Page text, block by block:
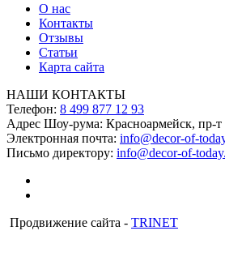
О нас
Контакты
Отзывы
Статьи
Карта сайта
НАШИ КОНТАКТЫ
Телефон: 8 499 877 12 93
Адрес Шоу-рума: Красноармейск, пр-
Электронная почта: info@decor-of-
Письмо директору: info@decor-of-
Продвижение сайта - TRINET